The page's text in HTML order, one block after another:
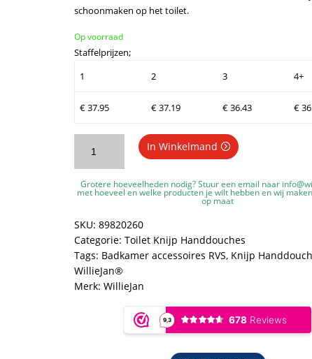
schoonmaken op het toilet.
Op voorraad
Staffelprijzen;
1
2 3 4+
€37.95 €37.19 €36.43 €
Knijp
handdouche
2026
aantal
In Winkelmand
Grotere hoeveelheden nodig? Stuur een email naar
met hoeveel en welke producten je wilt hebben en wij
op maat
SKU: 89820260
Categorie: Toilet Knijp Handdouches
Tags: Badkamer accessoires RVS, Knijp
WillieJan®
Merk: WillieJan